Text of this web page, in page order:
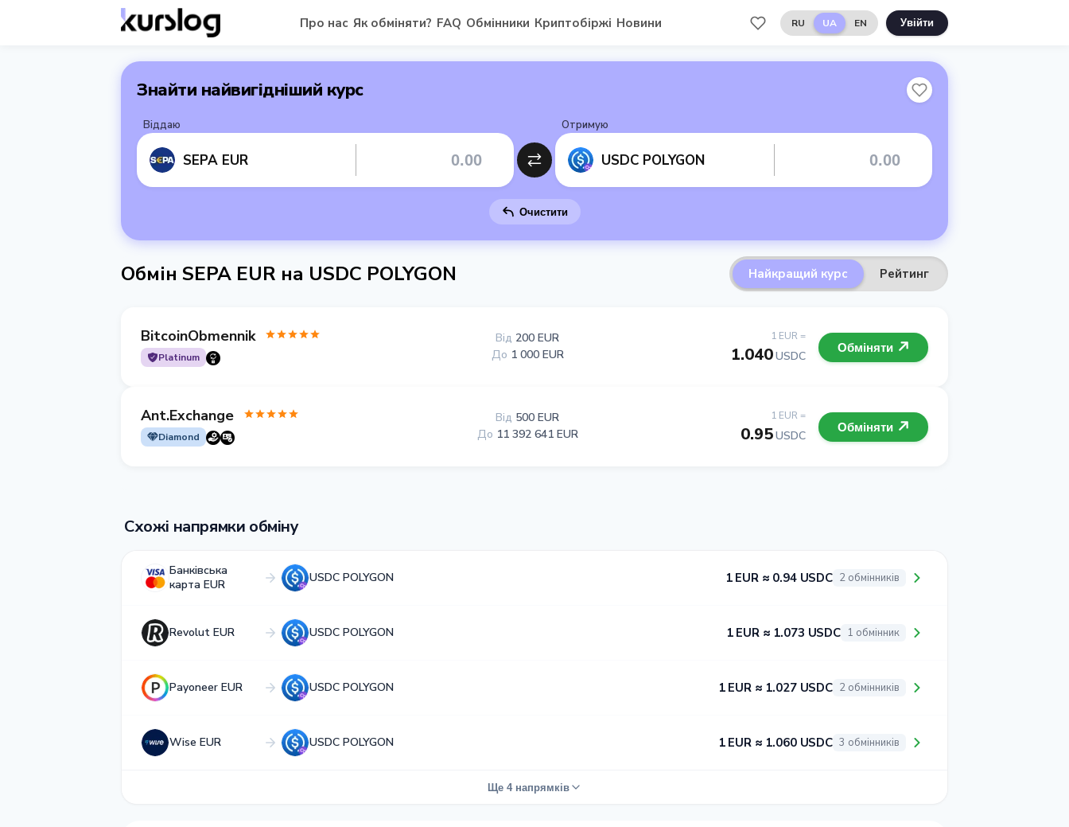
Про нас Як обміняти? FAQ Обмінники Криптобіржі Новини RU UA EN Увійти
Знайти найвигідніший курс
Віддаю
SEPA EUR
Отримую
USDC POLYGON
Очистити
Обмін SEPA EUR на USDC POLYGON Найкращий курс Рейтинг
BitcoinObmennik
Platinum
1 EUR =
1.040USDC
Від 200 EUR
До 1 000 EUR Обміняти
Ant.Exchange
Diamond
1 EUR =
0.95USDC
Від 500 EUR
До 11 392 641 EUR Обміняти
Схожі напрямки обміну
Банківська
карта EUR
USDC POLYGON 1 EUR ≈ 0.94 USDC 2 обмінників
Revolut EUR USDC POLYGON 1 EUR ≈ 1.073 USDC 1 обмінник
Payoneer EUR USDC POLYGON 1 EUR ≈ 1.027 USDC 2 обмінників
Wise EUR USDC POLYGON 1 EUR ≈ 1.060 USDC 3 обмінників
Ще 4 напрямків